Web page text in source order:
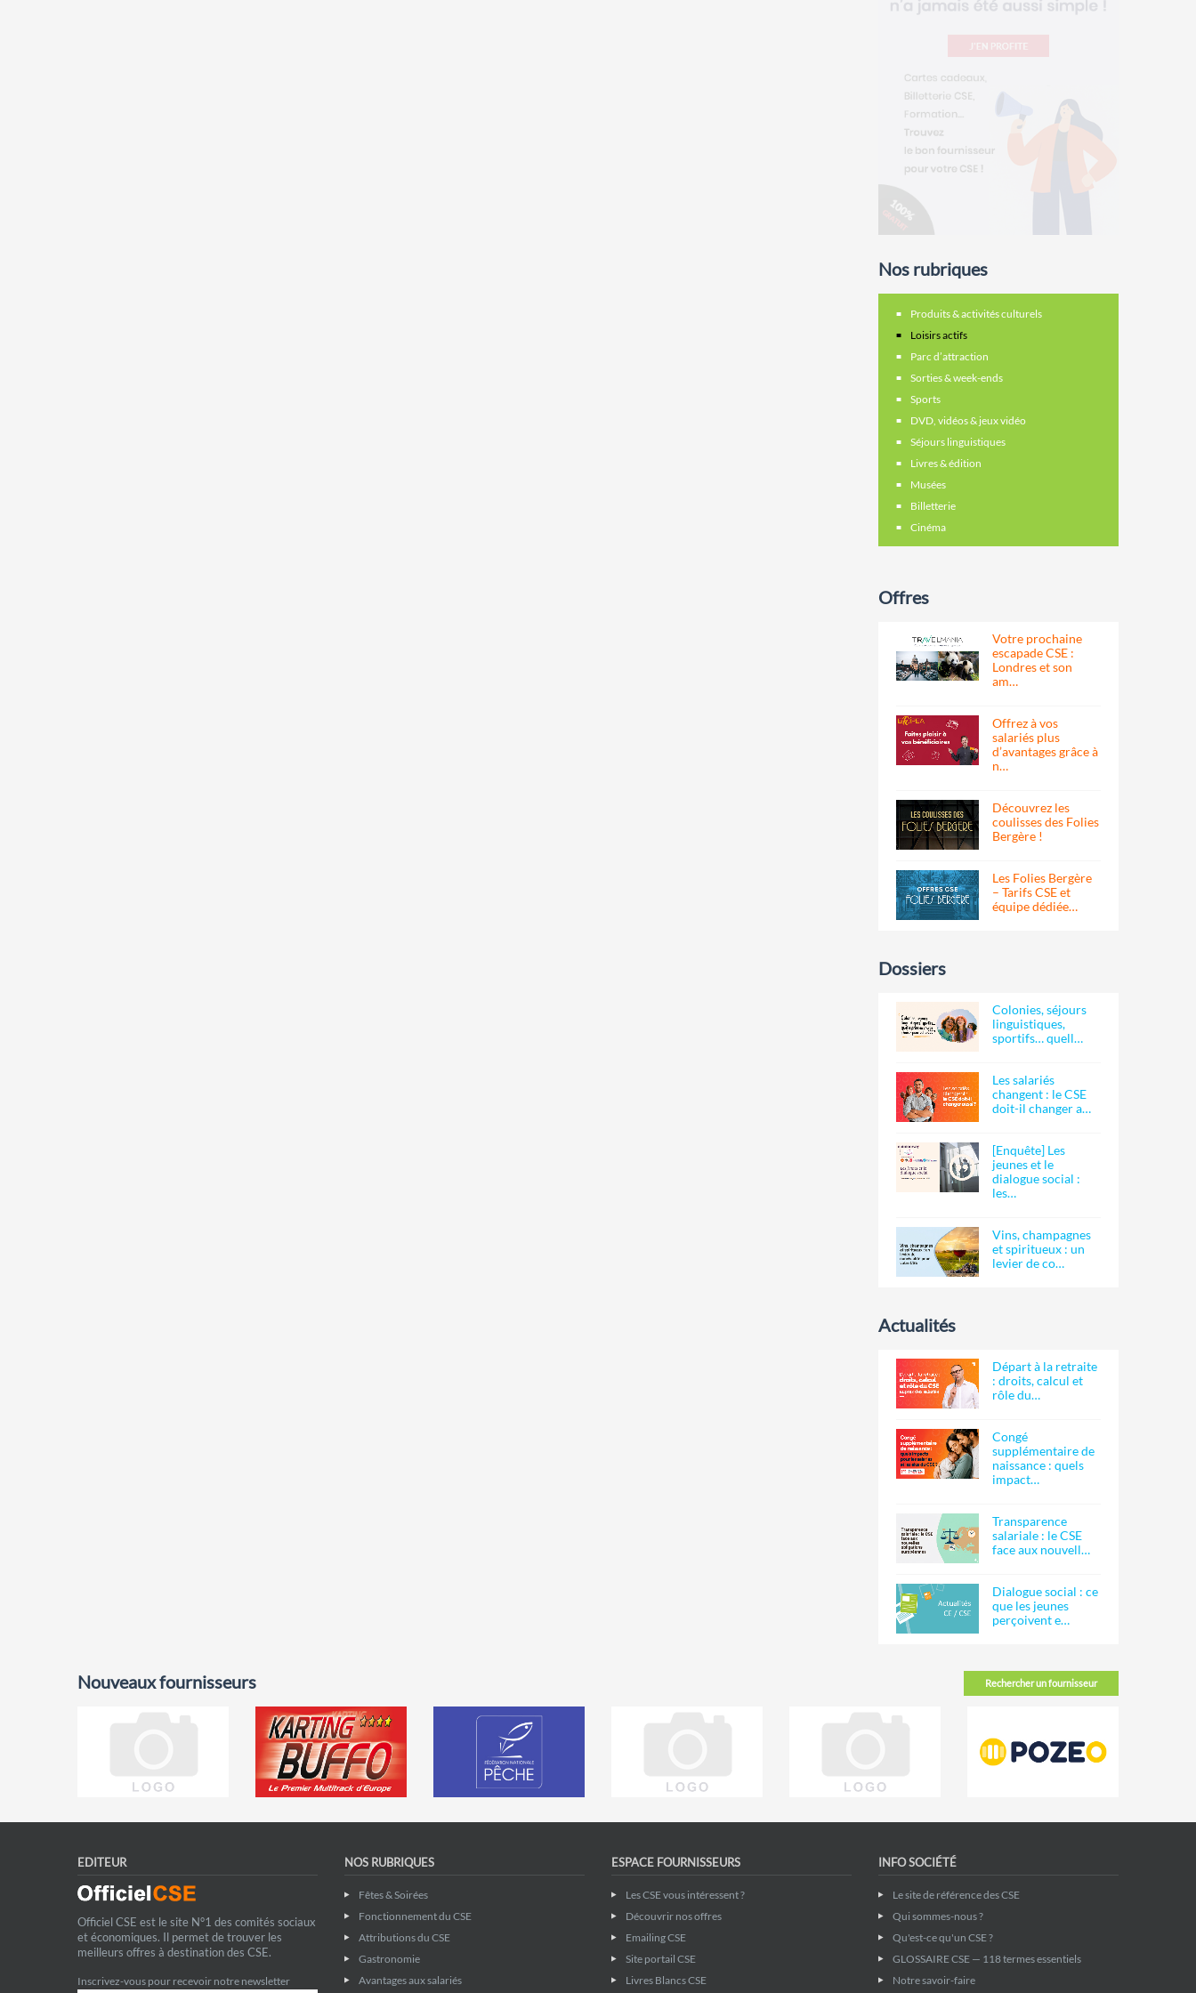
Nos rubriques
Produits & activités culturels
Loisirs actifs
Parc d’attraction
Sorties & week-ends
Sports
DVD, vidéos & jeux vidéo
Séjours linguistiques
Livres & édition
Musées
Billetterie
Cinéma
Offres
Votre prochaine
escapade CSE :
Londres et son
am…
Offrez à vos
salariés plus
d’avantages grâce à
n…
Découvrez les
coulisses des Folies
Bergère !
Les Folies Bergère
– Tarifs CSE et
équipe dédiée…
Dossiers
Colonies, séjours
linguistiques,
sportifs… quell…
Les salariés
changent : le CSE
doit-il changer a…
[Enquête] Les
jeunes et le
dialogue social :
les…
Vins, champagnes
et spiritueux : un
levier de co…
Actualités
Départ à la retraite
: droits, calcul et
rôle du…
Congé
supplémentaire de
naissance : quels
impact…
Transparence
salariale : le CSE
face aux nouvell…
Dialogue social : ce
que les jeunes
perçoivent e…
Rechercher un fournisseur
Nouveaux fournisseurs
EDITEUR
Officiel CSE est le site N°1 des comités sociaux
et économiques. Il permet de trouver les
meilleurs offres à destination des CSE.
Inscrivez-vous pour recevoir notre newsletter
NOS RUBRIQUES
Fêtes & Soirées
Fonctionnement du CSE
Attributions du CSE
Gastronomie
Avantages aux salariés
ESPACE FOURNISSEURS
Les CSE vous intéressent ?
Découvrir nos offres
Emailing CSE
Site portail CSE
Livres Blancs CSE
INFO SOCIÉTÉ
Le site de référence des CSE
Qui sommes-nous ?
Qu'est-ce qu'un CSE ?
GLOSSAIRE CSE — 118 termes essentiels
Notre savoir-faire